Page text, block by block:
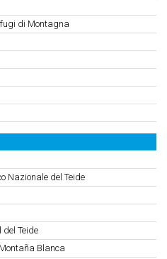
di Montagna
Nazionale del Teide
del Teide
Blanca